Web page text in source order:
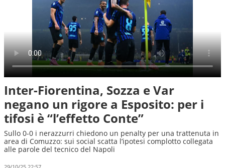
Inter-Fiorentina, Sozza e Var
negano un rigore a Esposito: per i
tifosi è “l’effetto Conte”
Sullo 0-0 i nerazzurri chiedono un penalty per una trattenuta in
area di Comuzzo: sui social scatta l’ipotesi complotto collegata
alle parole del tecnico del Napoli